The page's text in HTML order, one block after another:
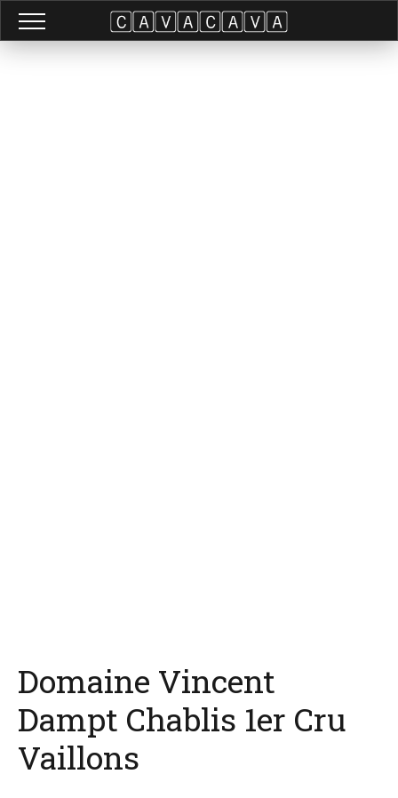
Domaine Vincent
Dampt Chablis 1er Cru
Vaillons